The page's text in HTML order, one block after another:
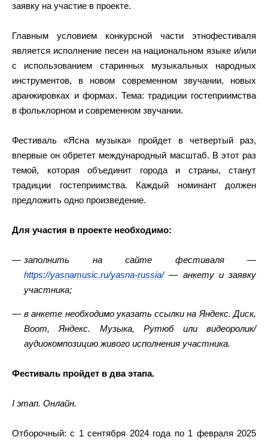
заявку на участие в проекте.
Главным условием конкурсной части этнофестиваля
является исполнение песен на национальном языке и/или
с использованием старинных музыкальных народных
инструментов, в новом современном звучании, новых
аранжировках и формах. Тема: традиции гостеприимства
в фольклорном и современном звучании.
Фестиваль «Ясна музыка» пройдет в четвертый раз,
впервые он обретет международный масштаб. В этот раз
темой, которая объединит города и страны, станут
традиции гостеприимства. Каждый номинант должен
предложить одно произведение.
Для участия в проекте необходимо:
заполнить на сайте фестиваля —
https://yasnamusic.ru/yasna-russia/— анкету и заявку
участника;
в анкете необходимо указать ссылки на Яндекс. Диск,
Boom, Яндекс. Музыка, Рутюб или видеоролик/
аудиокомпозицию живого исполнения участника.
Фестиваль пройдет в два этапа.
I этап. Онлайн.
Отборочный: с 1 сентября 2024 года по 1 февраля 2025